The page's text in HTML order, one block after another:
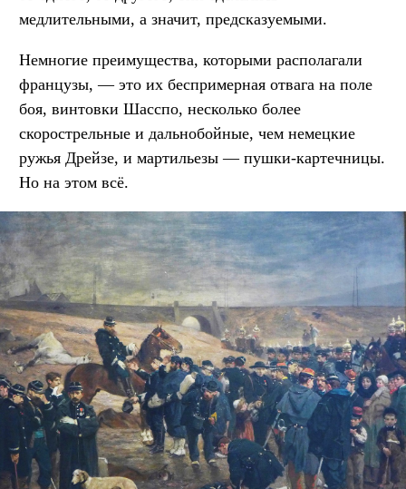
медлительными, а значит, предсказуемыми.
Немногие преимущества, которыми располагали
французы, — это их беспримерная отвага на поле
боя, винтовки Шасспо, несколько более
скорострельные и дальнобойные, чем немецкие
ружья Дрейзе, и мартильезы — пушки-картечницы.
Но на этом всё.